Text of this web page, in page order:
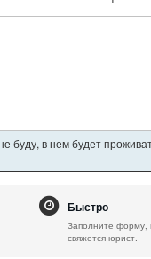
буду, в нем будет
Быстро
Заполните форму,
свяжется юрист.